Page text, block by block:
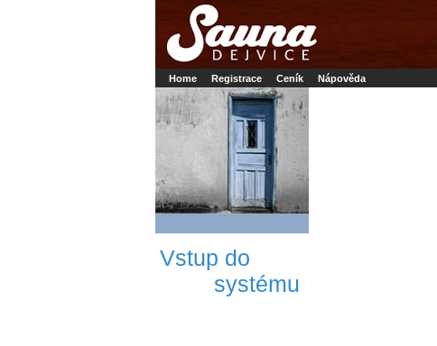
Booker online rezerva�n� syst�m
Rezervujse - Port�l pro online rezervace sportu
Home Registrace Ceník Nápověda
Vstup do
systému